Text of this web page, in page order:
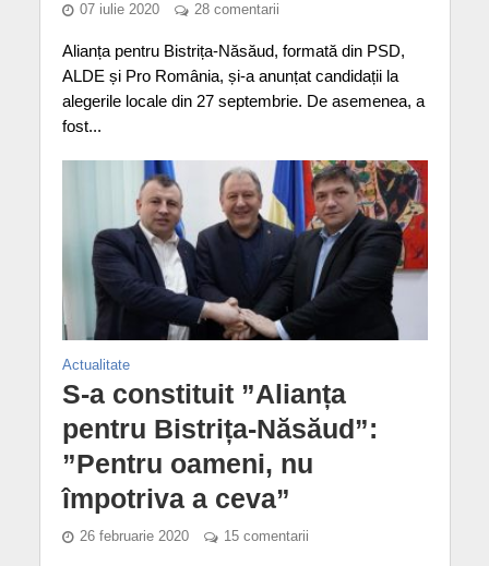
07 iulie 2020 28 comentarii
Alianța pentru Bistrița-Năsăud, formată din PSD,
ALDE și Pro România, și-a anunțat candidații la
alegerile locale din 27 septembrie. De asemenea, a
fost...
Actualitate
S-a constituit ”Alianța
pentru Bistrița-Năsăud”:
”Pentru oameni, nu
împotriva a ceva”
26 februarie 2020 15 comentarii